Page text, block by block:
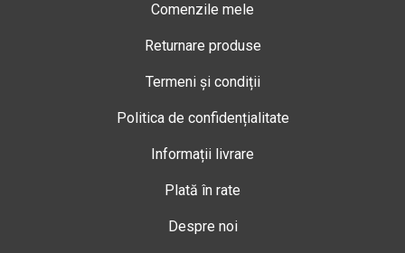
Comenzile mele
Returnare produse
Termeni și condiții
Politica de confidențialitate
Informații livrare
Plată în rate
Despre noi